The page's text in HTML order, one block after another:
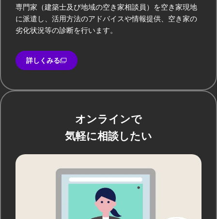
専門家（建築士及び地域の空き家相談員）を空き家現地
に派遣し、活用方法のアドバイスや情報提供、空き家の
劣化状況等の診断を行います。
詳しくみる
オンラインで
気軽に相談したい